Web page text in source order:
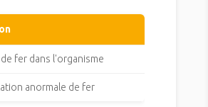
fer dans l'organisme
anormale de fer